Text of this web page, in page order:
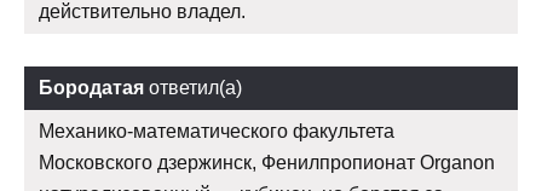
действительно владел.
Бородатая ответил(а)
Механико-математического факультета
Московского дзержинск, Фенилпропионат Organon